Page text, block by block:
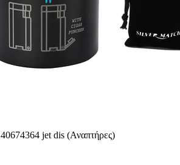
40674364 jet dis (Αναπτήρες)